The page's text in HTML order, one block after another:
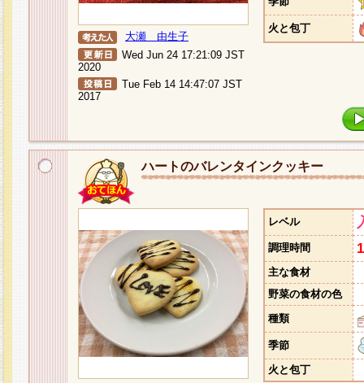
大瀬 由生子
Wed Jun 24 17:21:09 JST
2020
Tue Feb 14 14:47:07 JST
2017
火と包丁
ハートのバレンタインクッキー
レベル
調理時間
主な食材
野菜の食材の色
種類
季節
火と包丁